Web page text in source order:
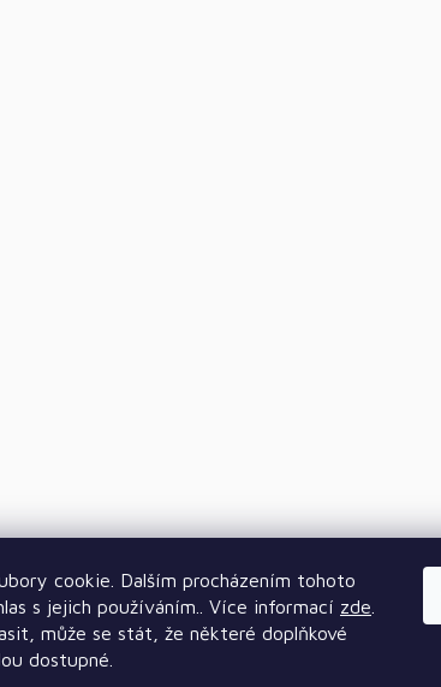
cookie. Dalším procházením tohoto
s jejich používáním.. Více informací zde
může se stát, že některé doplňkové
dostupné.